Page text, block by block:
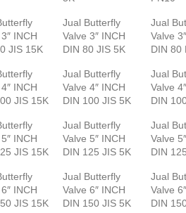
INCH
JIS 15K
Jual Butterfly
Valve 3″ INCH
DIN 80 JIS 5K
Jual
Valve
DIN 80
INCH
JIS 15K
Jual Butterfly
Valve 4″ INCH
DIN 100 JIS 5K
Jual
Valve
DIN
INCH
JIS 15K
Jual Butterfly
Valve 5″ INCH
DIN 125 JIS 5K
Jual
Valve
DIN
INCH
JIS 15K
Jual Butterfly
Valve 6″ INCH
DIN 150 JIS 5K
Jual
Valve
DIN